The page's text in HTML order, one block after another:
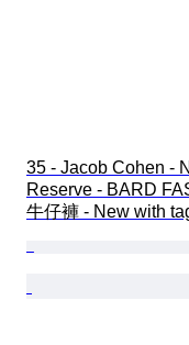
35 - Jacob Cohen -
Reserve - BARD
牛仔褲 - New with